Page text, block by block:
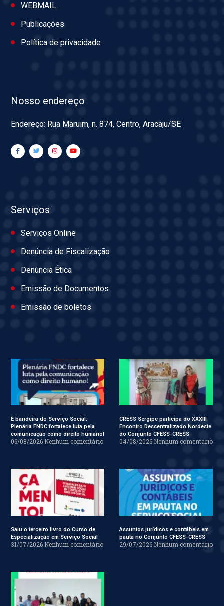
WEBMAIL
Publicações
Política de privacidade
Nosso endereço
Endereço: Rua Maruim, n. 874, Centro, Aracaju/SE
Serviços
Serviços Online
Denúncia de Fiscalização
Denúncia Ética
Emissão de Documentos
Emissão de boletos
É bandeira do Serviço Social:
Plenária FNDC fortalece luta pela
comunicação como direito humano!
06/08/2026 Nenhum comentário
CRESS Sergipe participa do XXXIII
Encontro Descentralizado Nordeste
do Conjunto CFESS-CRESS
04/08/2026 Nenhum comentário
Saiu o terceiro livro do Curso de
Especialização em Serviço Social
31/07/2026 Nenhum comentário
Assuntos jurídicos e contábeis em
pauta no Conjunto CFESS-CRESS
29/07/2026 Nenhum comentário